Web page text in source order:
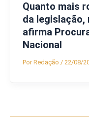
Quanto mais
da legislação,
afirma
Nacional
PorRedação / 22/08/